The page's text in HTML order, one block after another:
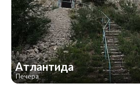
Атлантида
Печера